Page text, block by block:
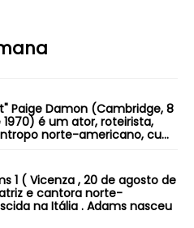
Paige Damon (Cambridge, 8
é um ator, roteirista,
norte-americano, cu...
1 ( Vicenza , 20 de agosto de
e cantora norte-
na Itália . Adams nasceu